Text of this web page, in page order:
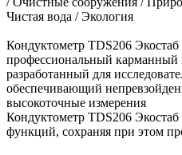
Чистая вода / Экология
Кондуктометр TDS206
профессиональный карманный
разработанный для
обеспечивающий
высокоточные измерения
Кондуктометр TDS206
функций, сохраняя при этом